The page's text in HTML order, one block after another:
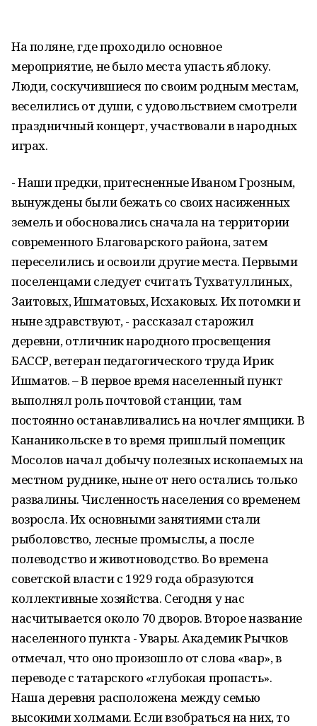
На поляне, где проходило основное
мероприятие, не было места упасть яблоку.
Люди, соскучившиеся по своим родным местам,
веселились от души, с удовольствием смотрели
праздничный концерт, участвовали в народных
играх.
- Наши предки, притесненные Иваном Грозным,
вынуждены были бежать со своих насиженных
земель и обосновались сначала на территории
современного Благоварского района, затем
переселились и освоили другие места. Первыми
поселенцами следует считать Тухватуллиных,
Заитовых, Ишматовых, Исхаковых. Их потомки и
ныне здравствуют, - рассказал старожил
деревни, отличник народного просвещения
БАССР, ветеран педагогического труда Ирик
Ишматов. – В первое время населенный пункт
выполнял роль почтовой станции, там
постоянно останавливались на ночлег ямщики. В
Кананикольске в то время пришлый помещик
Мосолов начал добычу полезных ископаемых на
местном руднике, ныне от него остались только
развалины. Численность населения со временем
возросла. Их основными занятиями стали
рыболовство, лесные промыслы, а после
полеводство и животноводство. Во времена
советской власти с 1929 года образуются
коллективные хозяйства. Сегодня у нас
насчитывается около 70 дворов. Второе название
населенного пункта - Увары. Академик Рычков
отмечал, что оно произошло от слова «вар», в
переводе с татарского «глубокая пропасть».
Наша деревня расположена между семью
высокими холмами. Если взобраться на них, то